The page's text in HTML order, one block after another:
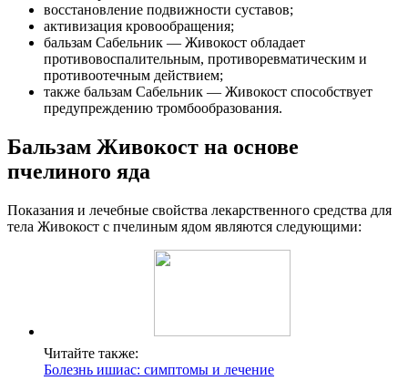
восстановление подвижности суставов;
активизация кровообращения;
бальзам Сабельник — Живокост обладает
противовоспалительным, противоревматическим и
противоотечным действием;
также бальзам Сабельник — Живокост способствует
предупреждению тромбообразования.
Бальзам Живокост на основе
пчелиного яда
Показания и лечебные свойства лекарственного средства для
тела Живокост с пчелиным ядом являются следующими:
Читайте также:
Болезнь ишиас: симптомы и лечение